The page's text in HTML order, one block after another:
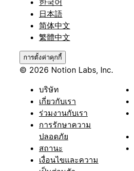
日本語
简体中文
繁體中文
การตั้งค่าคุกกี้
© 2026 Notion Labs, Inc.
บริษัท
เกี่ยวกับเรา
ร่วมงานกับเรา
การรักษาความ
ปลอดภัย
สถานะ
เงื่อนไขและความ